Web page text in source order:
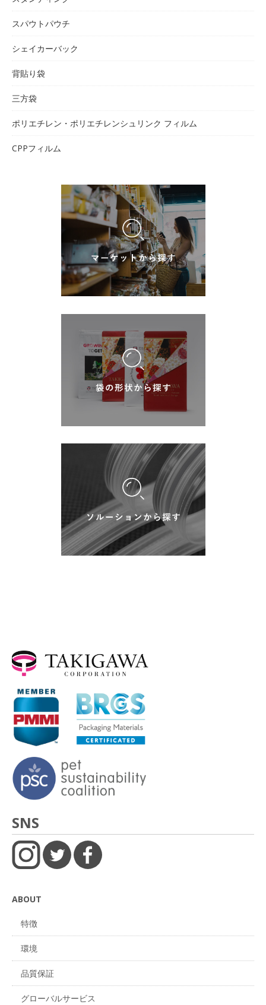
スパウトパウチ
シェイカーバック
背貼り袋
三方袋
ポリエチレン・ポリエチレンシュリンク フィルム
CPPフィルム
SNS
ABOUT
特徴
環境
品質保証
グローバルサービス